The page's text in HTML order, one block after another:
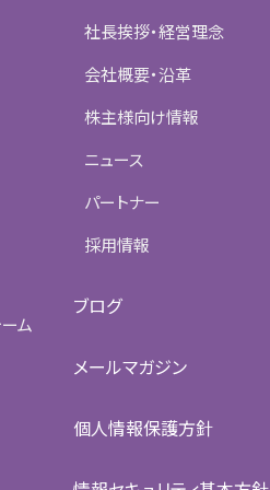
ム
社長挨拶・経営理念
会社概要・沿革
株主様向け情報
ニュース
パートナー
採用情報
ブログ
メールマガジン
個人情報保護方針